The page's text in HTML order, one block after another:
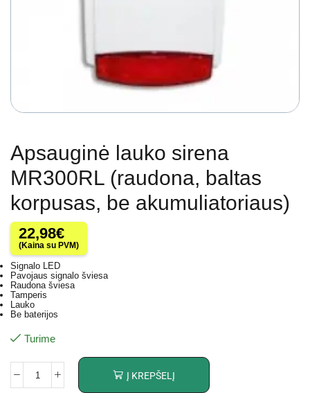
Apsauginė lauko sirena
MR300RL (raudona, baltas
korpusas, be akumuliatoriaus)
22,98€
(Kaina su PVM)
Signalo LED
Pavojaus signalo šviesa
Raudona šviesa
Tamperis
Lauko
Be baterijos
Turime
Į KREPŠELĮ